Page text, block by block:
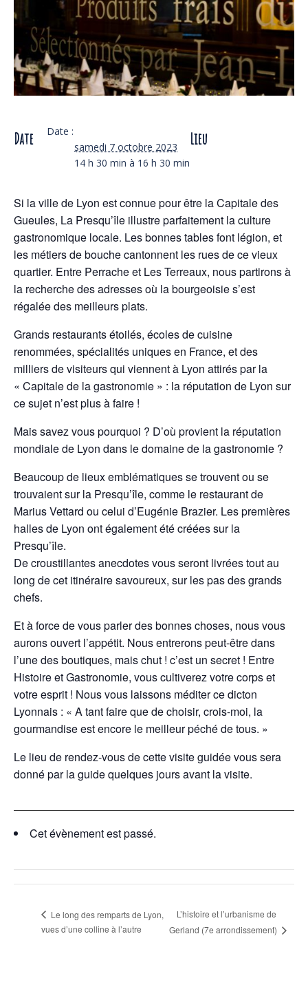
Date
Date :
samedi 7 octobre 2023
14 h 30 min à 16 h 30 min
Lieu
Si la ville de Lyon est connue pour être la Capitale des
Gueules, La Presqu’île illustre parfaitement la culture
gastronomique locale. Les bonnes tables font légion, et
les métiers de bouche cantonnent les rues de ce vieux
quartier. Entre Perrache et Les Terreaux, nous partirons à
la recherche des adresses où la bourgeoisie s’est
régalée des meilleurs plats.
Grands restaurants étoilés, écoles de cuisine
renommées, spécialités uniques en France, et des
milliers de visiteurs qui viennent à Lyon attirés par la
« Capitale de la gastronomie » : la réputation de Lyon sur
ce sujet n’est plus à faire !
Mais savez vous pourquoi ? D’où provient la réputation
mondiale de Lyon dans le domaine de la gastronomie ?
Beaucoup de lieux emblématiques se trouvent ou se
trouvaient sur la Presqu’île, comme le restaurant de
Marius Vettard ou celui d’Eugénie Brazier. Les premières
halles de Lyon ont également été créées sur la
Presqu’île.
De croustillantes anecdotes vous seront livrées tout au
long de cet itinéraire savoureux, sur les pas des grands
chefs.
Et à force de vous parler des bonnes choses, nous vous
aurons ouvert l’appétit. Nous entrerons peut-être dans
l’une des boutiques, mais chut ! c’est un secret ! Entre
Histoire et Gastronomie, vous cultiverez votre corps et
votre esprit ! Nous vous laissons méditer ce dicton
Lyonnais : « A tant faire que de choisir, crois-moi, la
gourmandise est encore le meilleur péché de tous. »
Le lieu de rendez-vous de cette visite guidée vous sera
donné par la guide quelques jours avant la visite.
Cet évènement est passé.
Le long des remparts de Lyon,
vues d’une colline à l’autre
L’histoire et l’urbanisme de
Gerland (7e arrondissement)